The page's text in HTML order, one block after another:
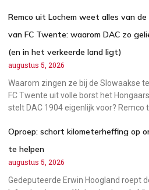
Remco uit Lochem weet alles van
van FC Twente: waarom DAC zo
(en in het verkeerde land ligt)
augustus 5, 2026
Waarom zingen ze bij de Slowaakse
FC Twente uit volle borst het
stelt DAC 1904 eigenlijk voor? Remco
Oproep: schort kilometerheffing op
te helpen
augustus 5, 2026
Gedeputeerde Erwin Hoogland roept